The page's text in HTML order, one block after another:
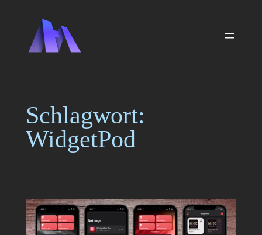
springen
Schlagwort:
WidgetPod